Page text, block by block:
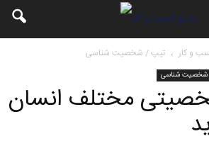
و کار تیپ / شخصیت شناسی
شناسی
شخصیتی مختلف انسان